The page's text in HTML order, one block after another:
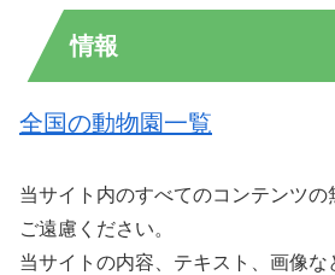
情報
全国の動物園一覧
当サイト内のすべてのコンテンツ
ご遠慮ください。
当サイトの内容、テキスト、画像な